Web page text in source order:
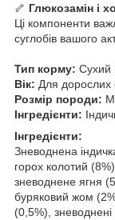
🦴 Глюкозамін і
Ці компоненти
суглобів вашого
Тип корму: Сухий
Вік: Для дорослих
Розмір породи:
Інгредієнти:
Інгредієнти:
Зневоднена
горох колотий
зневоднене ягня
буряковий жом
(0,5%),